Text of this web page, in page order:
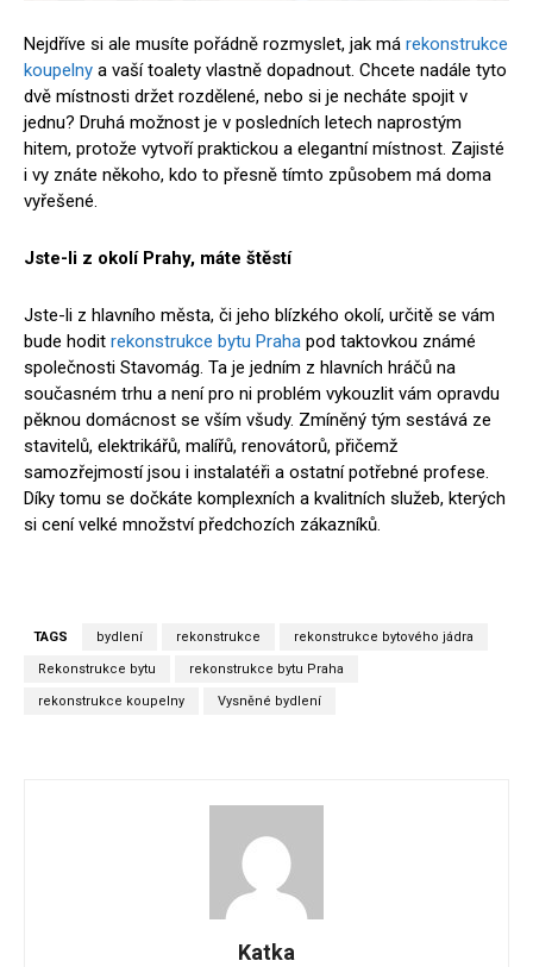
Nejdříve si ale musíte pořádně rozmyslet, jak má rekonstrukce
koupelny a vaší toalety vlastně dopadnout. Chcete nadále tyto
dvě místnosti držet rozdělené, nebo si je necháte spojit v
jednu? Druhá možnost je v posledních letech naprostým
hitem, protože vytvoří praktickou a elegantní místnost. Zajisté
i vy znáte někoho, kdo to přesně tímto způsobem má doma
vyřešené.
Jste-li z okolí Prahy, máte štěstí
Jste-li z hlavního města, či jeho blízkého okolí, určitě se vám
bude hodit rekonstrukce bytu Praha pod taktovkou známé
společnosti Stavomág. Ta je jedním z hlavních hráčů na
současném trhu a není pro ni problém vykouzlit vám opravdu
pěknou domácnost se vším všudy. Zmíněný tým sestává ze
stavitelů, elektrikářů, malířů, renovátorů, přičemž
samozřejmostí jsou i instalatéři a ostatní potřebné profese.
Díky tomu se dočkáte komplexních a kvalitních služeb, kterých
si cení velké množství předchozích zákazníků.
TAGS bydlení rekonstrukce rekonstrukce bytového jádra
Rekonstrukce bytu rekonstrukce bytu Praha
rekonstrukce koupelny Vysněné bydlení
Katka